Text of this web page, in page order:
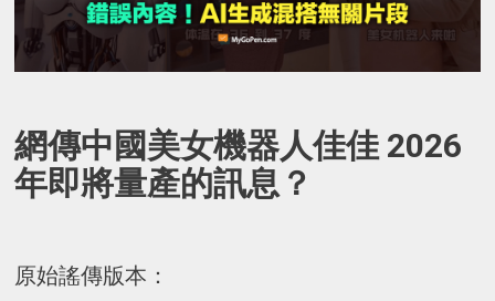
網傳中國美女機器人佳佳 2026
年即將量產的訊息？
原始謠傳版本：